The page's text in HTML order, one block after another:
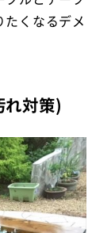
くなるデメ
対策)